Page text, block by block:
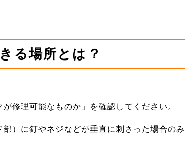
る場所とは？
修理可能なものか」を確認してください。
）に釘やネジなどが垂直に刺さった場合のみ